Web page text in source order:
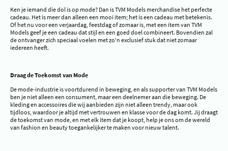
Ken je iemand die dol is op mode? Dan is TVM Models merchandise het perfecte
cadeau. Het is meer dan alleen een mooi item; het is een cadeau met betekenis.
Of het nu voor een verjaardag, feestdag of zomaar is, met een item van TVM
Models geef je een cadeau dat stijl en een goed doel combineert. Bovendien zal
de ontvanger zich speciaal voelen met zo'n exclusief stuk dat niet zomaar
iedereen heeft.
Draag de Toekomst van Mode
De mode-industrie is voortdurend in beweging, en als supporter van TVM Models
ben je niet alleen een consument, maar een deelnemer aan die beweging. De
kleding en accessoires die wij aanbieden zijn niet alleen trendy, maar ook
tijdloos, waardoor je altijd met vertrouwen en klasse voor de dag komt. Jij draagt
de toekomst van mode, en met elk item dat je koopt, help je ons om de wereld
van fashion en beauty toegankelijker te maken voor nieuw talent.